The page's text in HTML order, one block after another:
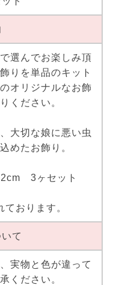
選んでお楽しみ頂
りを単品のキット
オリジナルなお飾
ください。
大切な娘に悪い虫
めたお飾り。
2cm 3ヶセット
おります。
て
実物と色が違って
ください。